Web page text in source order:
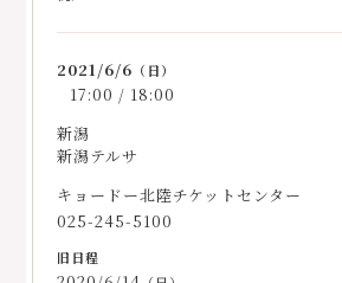
2021/6/6 （日）
17:00 / 18:00
新潟
新潟テルサ
キョードー北陸チケットセンター
025-245-5100